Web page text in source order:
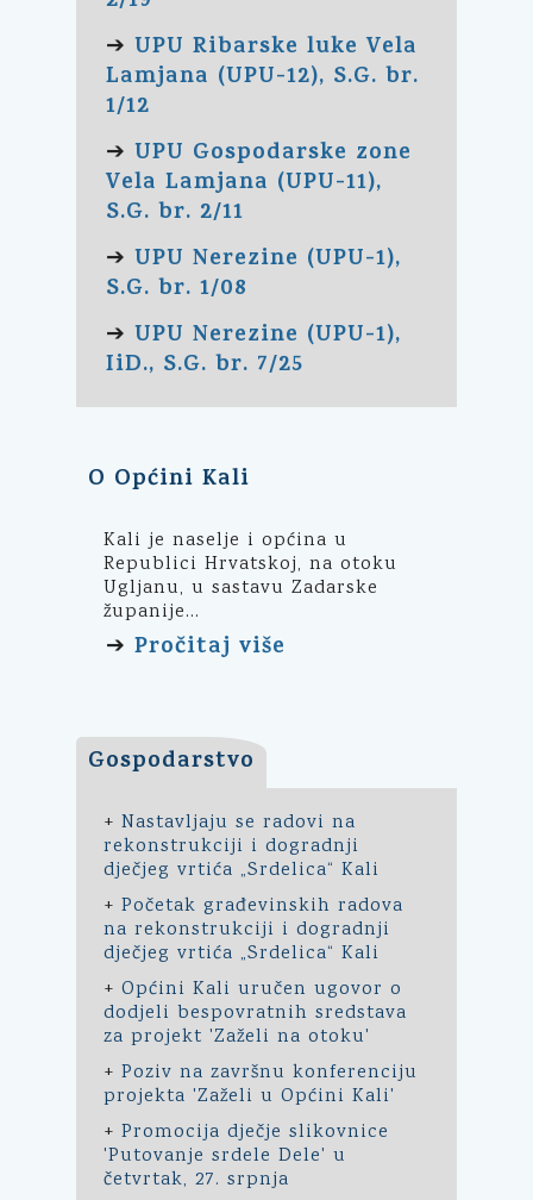
➔ UPU Ribarske luke Vela
Lamjana (UPU-12), S.G. br.
1/12
➔ UPU Gospodarske zone
Vela Lamjana (UPU-11),
S.G. br. 2/11
➔ UPU Nerezine (UPU-1),
S.G. br. 1/08
➔ UPU Nerezine (UPU-1),
IiD., S.G. br. 7/25
O Općini Kali
Kali je naselje i općina u
Republici Hrvatskoj, na otoku
Ugljanu, u sastavu Zadarske
županije...
➔ Pročitaj više
Gospodarstvo
+ Nastavljaju se radovi na
rekonstrukciji i dogradnji
dječjeg vrtića „Srdelica“ Kali
+ Početak građevinskih radova
na rekonstrukciji i dogradnji
dječjeg vrtića „Srdelica“ Kali
+ Općini Kali uručen ugovor o
dodjeli bespovratnih sredstava
za projekt 'Zaželi na otoku'
+ Poziv na završnu konferenciju
projekta 'Zaželi u Općini Kali'
+ Promocija dječje slikovnice
'Putovanje srdele Dele' u
četvrtak, 27. srpnja